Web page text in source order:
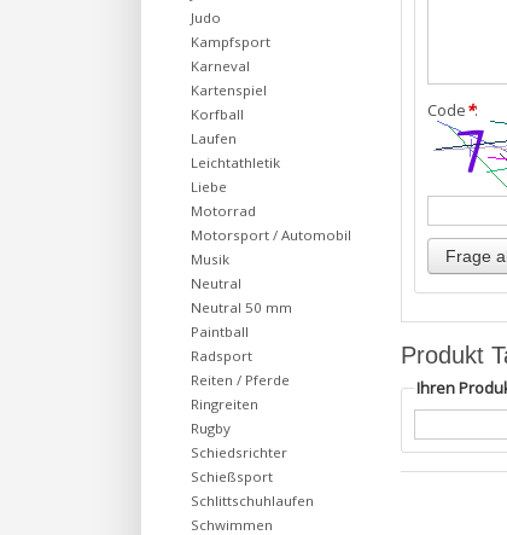
Code*:
Produkt
Ihren
Judo
Kampfsport
Karneval
Kartenspiel
Korfball
Laufen
Leichtathletik
Liebe
Motorrad
Motorsport / Automobil
Musik
Neutral
Neutral 50 mm
Paintball
Radsport
Reiten / Pferde
Ringreiten
Rugby
Schiedsrichter
Schießsport
Schlittschuhlaufen
Schwimmen